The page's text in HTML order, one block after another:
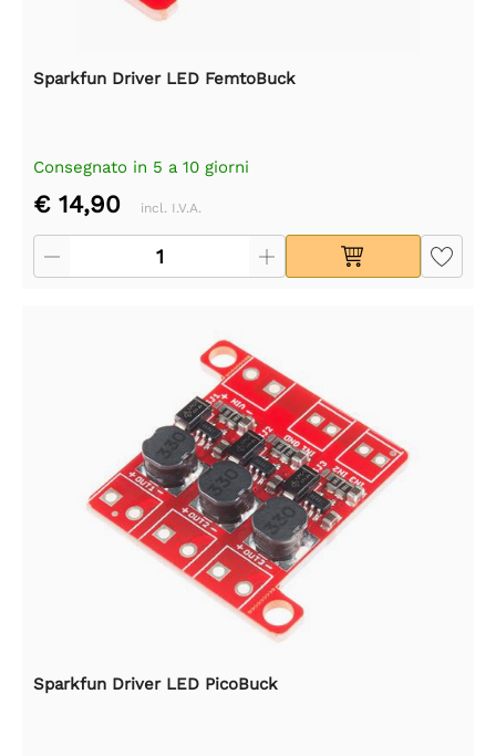
Sparkfun Driver LED FemtoBuck
Consegnato in 5 a 10 giorni
€ 14,90 incl. I.V.A.
Sparkfun Driver LED PicoBuck